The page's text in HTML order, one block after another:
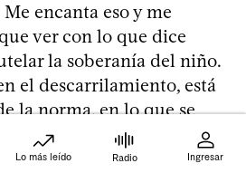
encanta eso y me
ver con lo que dice
la soberanía del niño.
el descarrilamiento, está
la norma, en lo que se
Cuando seleccionamos
si fuera tan sencillo
Lo más leído Radio Ingresar